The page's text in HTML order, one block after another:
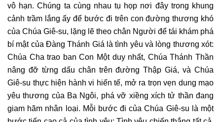
vô hạn. Chúng ta cùng nhau tụ họp nơi đây trong khung
cảnh trầm lắng ấy để bước đi trên con đường thương khó
của Chúa Giê-su, lặng lẽ theo chân Người để tái khám phá
bí mật của Đàng Thánh Giá là tình yêu và lòng thương xót:
Chúa Cha trao ban Con Một duy nhất, Chúa Thánh Thần
nâng đỡ từng dấu chân trên đường Thập Giá, và Chúa
Giê-su thực hiện hành vi hiến tế, mở ra trọn vẹn dung mạo
yêu thương của Ba Ngôi, phá vỡ xiềng xích tử thần đang
giam hãm nhân loại. Mỗi bước đi của Chúa Giê-su là một